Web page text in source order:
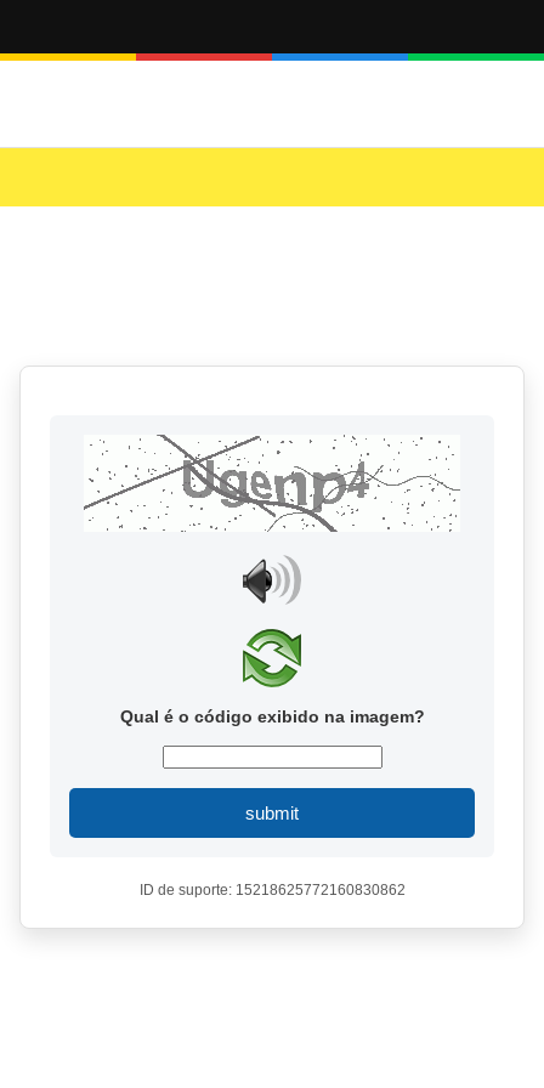
Qual é o código exibido na imagem?
submit
ID de suporte: 15218625772160830862